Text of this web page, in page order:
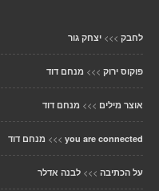
לחבק >>> יצחק גור
פוקוס ירוק >>> מנחם דוד
אוצר מילים >>> מנחם דוד
you are connected
>>> מנחם דוד
על הכתיבה >>> לבנה אדלר